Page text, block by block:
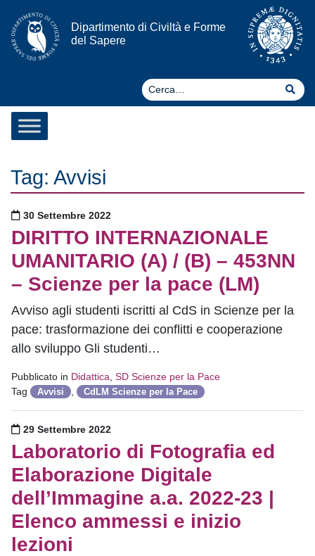
Vai al contenuto
Dipartimento di Civiltà e Forme
del Sapere
Tag: Avvisi
Pubblicato il
30 Settembre 2022
DIRITTO INTERNAZIONALE
UMANITARIO (A) / (B) – 453NN
– Scienze per la pace (LM)
Avviso agli studenti iscritti al CdS in Scienze per la
pace: trasformazione dei conflitti e cooperazione
allo sviluppo Gli studenti…
Pubblicato in Didattica SD Scienze per la Pace
Tag
Avvisi CdLM Scienze per la Pace
Pubblicato il
29 Settembre 2022
Laboratorio di Fotografia ed
Elaborazione Digitale
dell’Immagine a.a. 2022-23 |
Elenco ammessi e inizio
lezioni